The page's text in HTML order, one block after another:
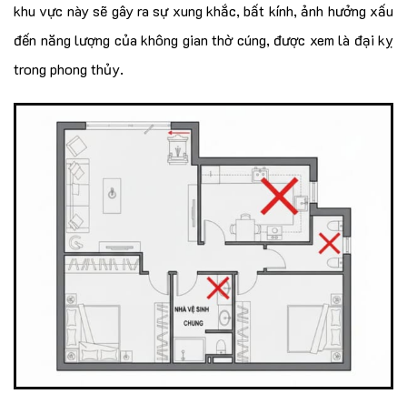
khu vực này sẽ gây ra sự xung khắc, bất kính, ảnh hưởng xấu
đến năng lượng của không gian thờ cúng, được xem là đại kỵ
trong phong thủy.